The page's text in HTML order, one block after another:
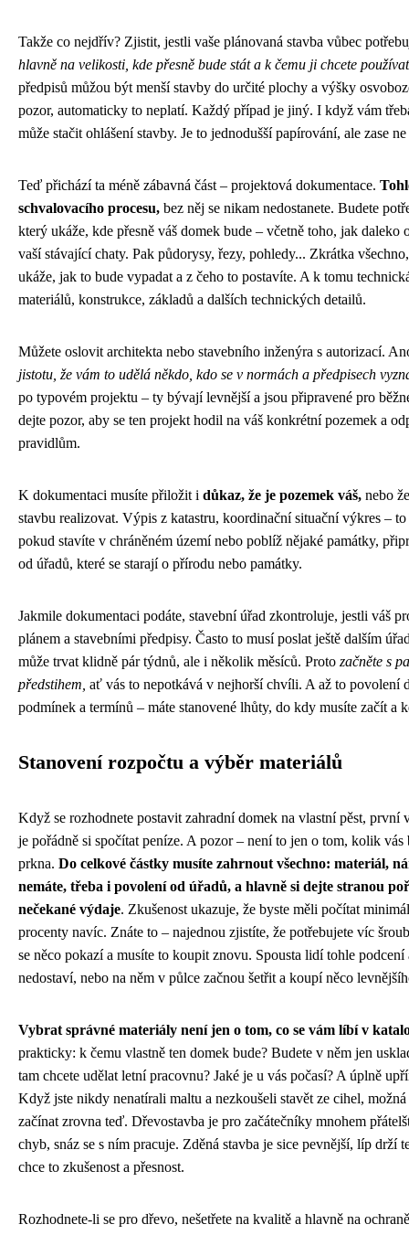
Takže co nejdřív? Zjistit, jestli vaše plánovaná stavba vůbec
hlavně na velikosti, kde přesně bude stát a k čemu ji chcete
předpisů můžou být menší stavby do určité plochy a výšky
pozor, automaticky to neplatí. Každý případ je jiný. I když vám
může stačit ohlášení stavby. Je to jednodušší papírování, ale zase
Teď přichází ta méně zábavná část – projektová dokumentace.
schvalovacího procesu, bez něj se nikam nedostanete. Budete
který ukáže, kde přesně váš domek bude – včetně toho, jak daleko
vaší stávající chaty. Pak půdorysy, řezy, pohledy... Zkrátka
ukáže, jak to bude vypadat a z čeho to postavíte. A k tomu
materiálů, konstrukce, základů a dalších technických detailů.
Můžete oslovit architekta nebo stavebního inženýra s autorizací.
jistotu, že vám to udělá někdo, kdo se v normách a předpisech
po typovém projektu – ty bývají levnější a jsou připravené pro
dejte pozor, aby se ten projekt hodil na váš konkrétní pozemek a
pravidlům.
K dokumentaci musíte přiložit i důkaz, že je pozemek váš, nebo
stavbu realizovat. Výpis z katastru, koordinační situační výkres –
pokud stavíte v chráněném území nebo poblíž nějaké památky,
od úřadů, které se starají o přírodu nebo památky.
Jakmile dokumentaci podáte, stavební úřad zkontroluje, jestli váš
plánem a stavebními předpisy. Často to musí poslat ještě dalším
může trvat klidně pár týdnů, ale i několik měsíců. Proto začněte s
předstihem, ať vás to nepotkává v nejhorší chvíli. A až to povolení
podmínek a termínů – máte stanovené lhůty, do kdy musíte začít a
Stanovení rozpočtu a výběr materiálů
Když se rozhodnete postavit zahradní domek na vlastní pěst, první
je pořádně si spočítat peníze. A pozor – není to jen o tom, kolik vás
prkna. Do celkové částky musíte zahrnout všechno: materiál,
nemáte, třeba i povolení od úřadů, a hlavně si dejte stranou
nečekané výdaje. Zkušenost ukazuje, že byste měli počítat
procenty navíc. Znáte to – najednou zjistíte, že potřebujete víc
se něco pokazí a musíte to koupit znovu. Spousta lidí tohle
nedostaví, nebo na něm v půlce začnou šetřit a koupí něco
Vybrat správné materiály není jen o tom, co se vám líbí v
prakticky: k čemu vlastně ten domek bude? Budete v něm jen
tam chcete udělat letní pracovnu? Jaké je u vás počasí? A úplně
Když jste nikdy nenatírali maltu a nezkoušeli stavět ze cihel,
začínat zrovna teď. Dřevostavba je pro začátečníky mnohem
chyb, snáz se s ním pracuje. Zděná stavba je sice pevnější, líp drží
chce to zkušenost a přesnost.
Rozhodnete-li se pro dřevo, nešetřete na kvalitě a hlavně na